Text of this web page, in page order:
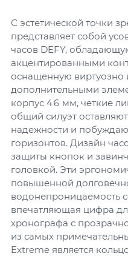
С эстетической точки
представляет собой
часов DEFY,
акцентированными
оснащенную виртуозно
дополнительными
корпус 46 мм, четкие
общий силуэт
надежности и
горизонтов. Дизайн
защиты кнопок и
головкой. Эти
повышенной
водонепроницаемость
впечатляющая цифра
хронографа с
из самых
Extreme является